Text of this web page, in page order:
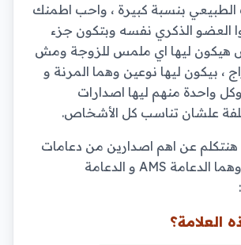
الطبيعي بنسبة كبيرة ، واحب اطمنك
العضو الذكري نفسه وبتكون جزء
هيكون ليها اي ملمس للزوجة ومش
بيكون ليها نوعين وهما المرنة و
وكل واحدة منهم ليها اصدارات
علشان تناسب كل الأشخاص.
هنتكلم عن اهم اصدارين من دعامات
العضو الذكري وهما الدعامة AMS و الدعامة
العلامة؟